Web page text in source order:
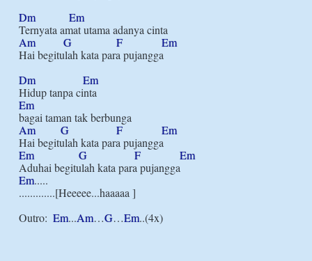
Dm
Em
Am
G F
Em
Hai begitulah kata para pujangga
Dm
Em
Em
Am
G F
Em
Em
G F
Em
Em.....
.............[Heeeee...haaaaa ]
Outro: Em...Am…G…Em